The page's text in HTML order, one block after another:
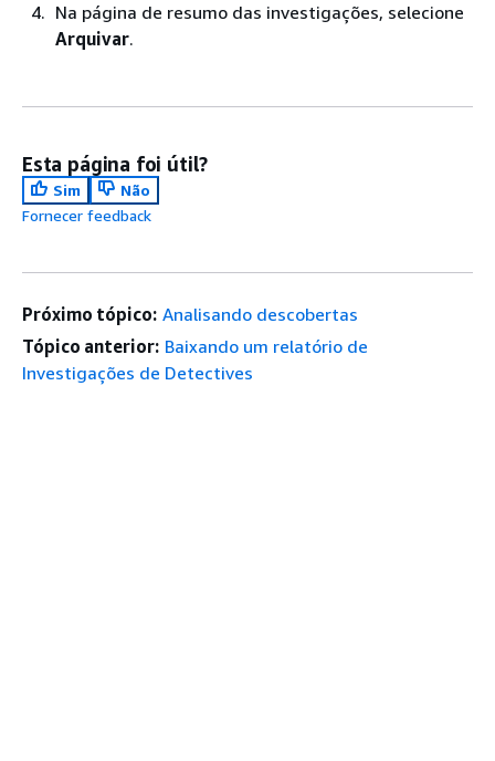
Na página de resumo das investigações, selecione
Arquivar.
Esta página foi útil?
Sim
Não
Fornecer feedback
Próximo tópico: Analisando descobertas
Tópico anterior: Baixando um relatório de
Investigações de Detectives